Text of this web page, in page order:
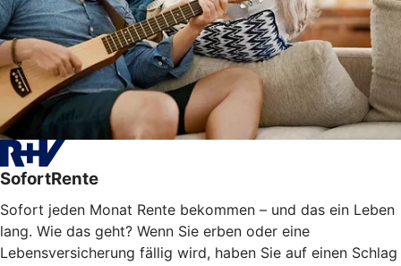
SofortRente
Sofort jeden Monat Rente bekommen – und das ein Leben
lang. Wie das geht? Wenn Sie erben oder eine
Lebensversicherung fällig wird, haben Sie auf einen Schlag